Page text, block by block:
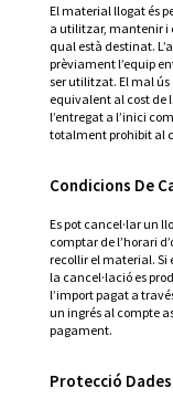
El material llogat és
a utilitzar, mantenir i
qual està destinat.
prèviament l’equip
ser utilitzat. El mal
equivalent al cost de
l’entregat a l’inici
totalment prohibit al
Condicions De
Es pot cancel·lar un
comptar de l’horari
recollir el material. Si
la cancel·lació es
l’import pagat a
un ingrés al compte
pagament.
Protecció